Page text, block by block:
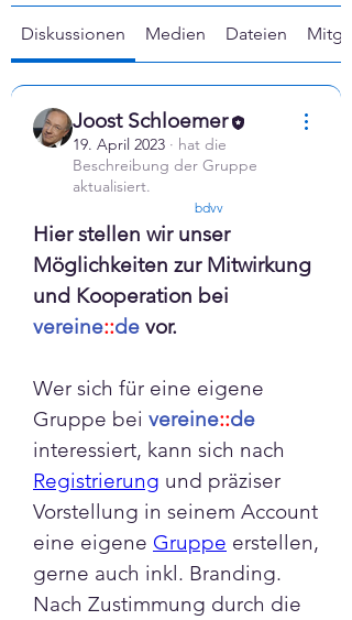
Diskussionen Medien Dateien
Joost Schloemer
19. April 2023 · hat die
Beschreibung der Gruppe
aktualisiert.
bdvv
Hier stellen wir unser
Möglichkeiten zur Mitwirkung
vereine::de vor.
Wer sich für eine eigene
Gruppe bei vereine::de
Registrierung und präziser
Vorstellung in seinem Account
eine eigene Gruppe erstellen,
gerne auch inkl. Branding.